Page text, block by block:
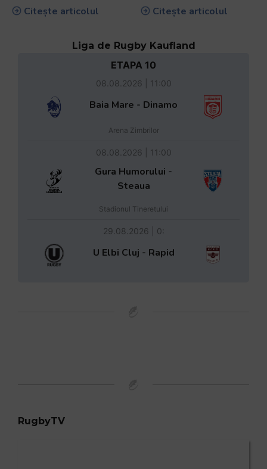
Citește articolul
Citește articolul
Liga de Rugby Kaufland
ETAPA 10
08.08.2026 | 11:00
Baia Mare - Dinamo
Arena Zimbrilor
08.08.2026 | 11:00
Gura Humorului -
Steaua
Stadionul Tineretului
29.08.2026 | 0:
U Elbi Cluj - Rapid
RugbyTV